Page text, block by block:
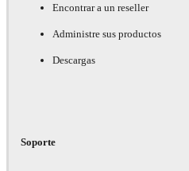
Encontrar a un reseller
Administre sus productos
Descargas
Soporte